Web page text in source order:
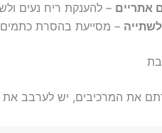
אתריים – להענקת ריח נעים
– מסייעת בהסרת כתמים
את המרכיבים, יש לערבב את